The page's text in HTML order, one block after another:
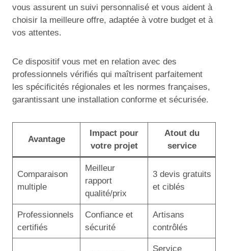
vous assurent un suivi personnalisé et vous aident à
choisir la meilleure offre, adaptée à votre budget et à
vos attentes.
Ce dispositif vous met en relation avec des
professionnels vérifiés qui maîtrisent parfaitement
les spécificités régionales et les normes françaises,
garantissant une installation conforme et sécurisée.
Avantage
Impact pour
votre projet
Atout du
service
Comparaison
multiple
Meilleur
rapport
qualité/prix
3 devis gratuits
et ciblés
Professionnels
certifiés
Confiance et
sécurité
Artisans
contrôlés
Service